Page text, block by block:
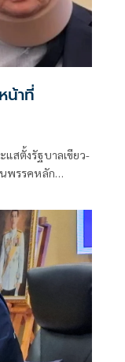
น้าที่
แสตั้งรัฐบาลเขียว-
นพรรคหลัก